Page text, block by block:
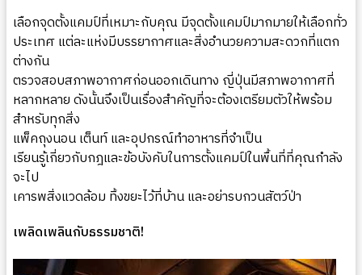
เลือกจุดตั้งแคมป์ที่เหมาะกับคุณ มีจุดตั้งแคมป์มากมายให้เลือกทั่ว
ประเทศ แต่ละแห่งมีบรรยากาศและสิ่งอำนวยความสะดวกที่แตก
ต่างกัน
ตรวจสอบสภาพอากาศก่อนออกเดินทาง ญี่ปุ่นมีสภาพอากาศที่
หลากหลาย ดังนั้นจึงเป็นเรื่องสำคัญที่จะต้องเตรียมตัวให้พร้อม
สำหรับทุกสิ่ง
แพ็คถุงนอน เต็นท์ และอุปกรณ์ทำอาหารที่จำเป็น
เรียนรู้เกี่ยวกับกฎและข้อบังคับในการตั้งแคมป์ในพื้นที่ที่คุณกำลัง
จะไป
เคารพสิ่งแวดล้อม ทิ้งขยะไว้ที่บ้าน และอย่ารบกวนสัตว์ป่า
เพลิดเพลินกับธรรมชาติ!